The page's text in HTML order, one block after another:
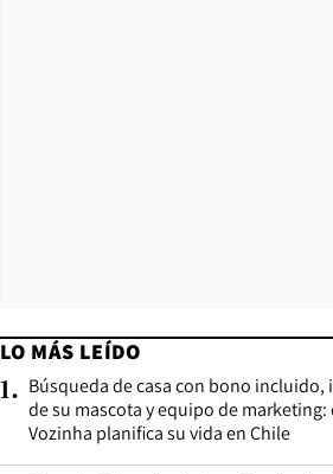
LO MÁS LEÍDO
1. Búsqueda de casa con bono incluido,
de su mascota y equipo de marketing:
Vozinha planifica su vida en Chile